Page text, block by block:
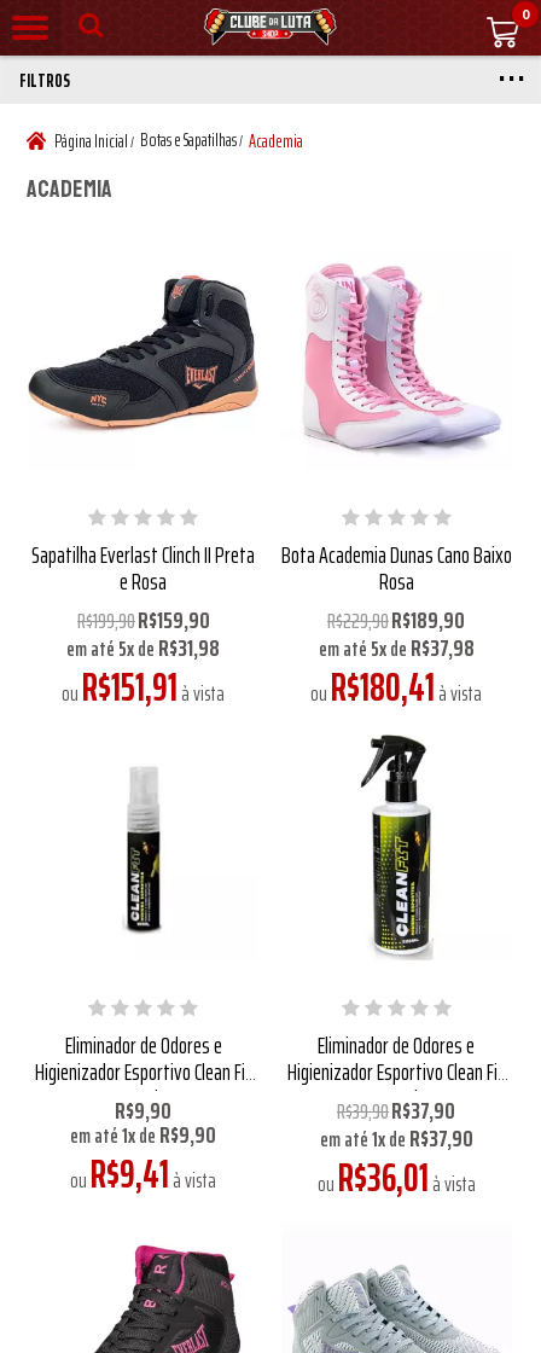
0
Página Inicial/ Botas e Sapatilhas/ Academia
FILTROS
Academia
Sapatilha Everlast Clinch II Preta
e Rosa
R$199,90R$159,90
em até5xdeR$31,98
ouR$151,91à vista
Bota Academia Dunas Cano Baixo
Rosa
R$229,90R$189,90
em até5xdeR$37,98
ouR$180,41à vista
Eliminador de Odores e
Higienizador Esportivo Clean Fit
15ml
R$9,90
em até1xdeR$9,90
ouR$9,41à vista
Eliminador de Odores e
Higienizador Esportivo Clean Fit
220ml
R$39,90R$37,90
em até1xdeR$37,90
ouR$36,01à vista